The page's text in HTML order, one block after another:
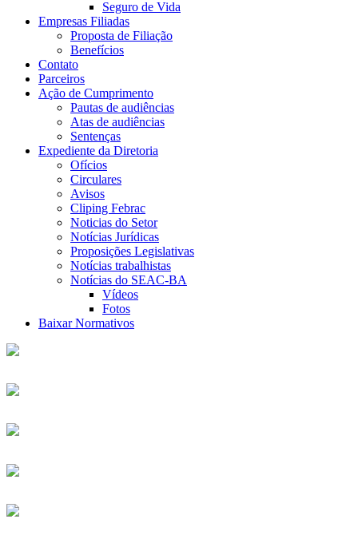
Seguro de Vida
Empresas Filiadas
Proposta de Filiação
Benefícios
Contato
Parceiros
Ação de Cumprimento
Pautas de audiências
Atas de audiências
Sentenças
Expediente da Diretoria
Ofícios
Circulares
Avisos
Cliping Febrac
Noticias do Setor
Notícias Jurídicas
Proposições Legislativas
Notícias trabalhistas
Notícias do SEAC-BA
Vídeos
Fotos
Baixar Normativos